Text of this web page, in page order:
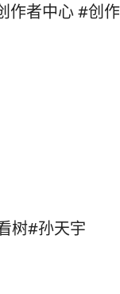
作者中心 #创
树#孙天宇